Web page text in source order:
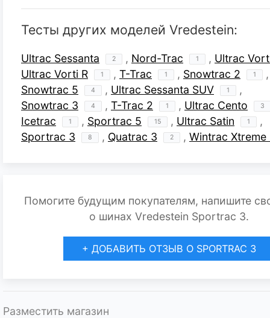
Тесты других моделей Vredestein:
Ultrac Sessanta 2 , Nord-Trac 1 , Ultrac
Ultrac Vorti R
1 , T-Trac 1 , Snowtrac 2 1
,
Snowtrac 5
4 , Ultrac Sessanta SUV 1
,
Snowtrac 3
4 , T-Trac 2 1 , Ultrac Cento 3
Icetrac 1 , Sportrac 5 15 , Ultrac Satin 1
,
Sportrac 3
8 , Quatrac 3 2 , Wintrac Xtreme
Помогите будущим покупателям, напишите
о шинах Vredestein Sportrac 3.
+ ДОБАВИТЬ ОТЗЫВ О SPORTRAC 3
Разместить магазин